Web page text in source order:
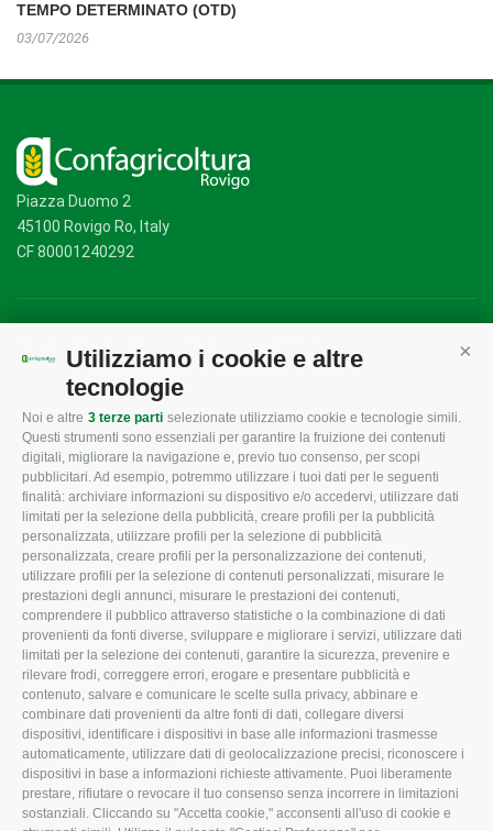
Utilizziamo i cookie e altre
tecnologie
Noi e altre 3 terze parti selezionate utilizziamo cookie e tecnologie simili.
Questi strumenti sono essenziali per garantire la fruizione dei contenuti
digitali, migliorare la navigazione e, previo tuo consenso, per scopi
pubblicitari. Ad esempio, potremmo utilizzare i tuoi dati per le seguenti
finalità: archiviare informazioni su dispositivo e/o accedervi, utilizzare dati
limitati per la selezione della pubblicità, creare profili per la pubblicità
personalizzata, utilizzare profili per la selezione di pubblicità
personalizzata, creare profili per la personalizzazione dei contenuti,
utilizzare profili per la selezione di contenuti personalizzati, misurare le
prestazioni degli annunci, misurare le prestazioni dei contenuti,
comprendere il pubblico attraverso statistiche o la combinazione di dati
provenienti da fonti diverse, sviluppare e migliorare i servizi, utilizzare dati
limitati per la selezione dei contenuti, garantire la sicurezza, prevenire e
rilevare frodi, correggere errori, erogare e presentare pubblicità e
contenuto, salvare e comunicare le scelte sulla privacy, abbinare e
combinare dati provenienti da altre fonti di dati, collegare diversi
dispositivi, identificare i dispositivi in base alle informazioni trasmesse
automaticamente, utilizzare dati di geolocalizzazione precisi, riconoscere i
dispositivi in base a informazioni richieste attivamente. Puoi liberamente
prestare, rifiutare o revocare il tuo consenso senza incorrere in limitazioni
sostanziali. Cliccando su "Accetta cookie," acconsenti all'uso di cookie e
TEMPO DETERMINATO (OTD)
03/07/2026
Piazza Duomo 2
45100 Rovigo Ro, Italy
CF 80001240292
CONFAGRICOLTURA
ROVIGO
L'Associazione
Missione e Progetto
Organigramma aziendale
I Nostri Servizi
Uffici della Sede
provinciale
Le Sedi di Zona
Agricoltori S.r.l.
Whistleblowing
Confagricoltura Rovigo e
Agricoltori srl
CONFAGRICOLTURA
INFORMA
Tecnico
Fiscale
Lavoro
Ambiente
Associazione
CONFAGRICOLTURA
ATTIVA
Notizie in evidenza
Eventi
Comunicati Stampa